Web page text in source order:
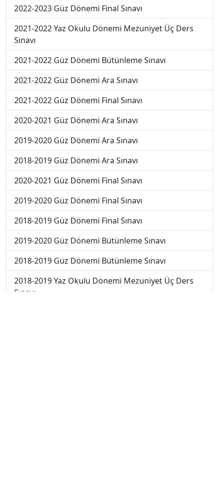
2022-2023 Güz Dönemi Final Sınavı
2021-2022 Yaz Okulu Dönemi Mezuniyet Üç Ders
Sınavı
2021-2022 Güz Dönemi Bütünleme Sınavı
2021-2022 Güz Dönemi Ara Sınavı
2021-2022 Güz Dönemi Final Sınavı
2020-2021 Güz Dönemi Ara Sınavı
2019-2020 Güz Dönemi Ara Sınavı
2018-2019 Güz Dönemi Ara Sınavı
2020-2021 Güz Dönemi Final Sınavı
2019-2020 Güz Dönemi Final Sınavı
2018-2019 Güz Dönemi Final Sınavı
2019-2020 Güz Dönemi Bütünleme Sınavı
2018-2019 Güz Dönemi Bütünleme Sınavı
2018-2019 Yaz Okulu Dönemi Mezuniyet Üç Ders
Sınavı